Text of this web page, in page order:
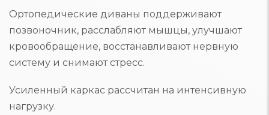
Ортопедические диваны поддерживают
позвоночник, расслабляют мышцы, улучшают
кровообращение, восстанавливают нервную
систему и снимают стресс.
Усиленный каркас рассчитан на интенсивную
нагрузку.